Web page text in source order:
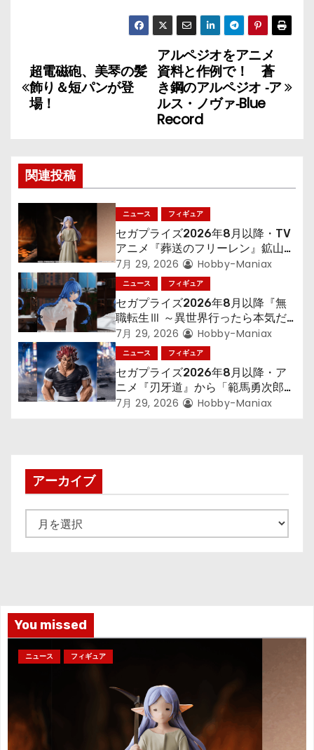
投
稿
ゲ
ー
シ
ョ
ン
アルペジオをアニメ
資料と作例で！ 蒼
き鋼のアルペジオ ‐ア
ルス・ノヴァ‐Blue
Record
超電磁砲、美琴の髪
飾り＆短パンが登
場！
関連投稿
ニュース フィギュア
セガプライズ2026年8月以降・TV
アニメ『葬送のフリーレン』鉱山で
300年働くことになっっちゃった
「フリーレン」を立体化！
7月 29, 2026 Hobby-Maniax
ニュース フィギュア
セガプライズ2026年8月以降『無
職転生Ⅲ ～異世界行ったら本気だ
す～』から「ロキシー」のフィギュ
アが登場！
7月 29, 2026 Hobby-Maniax
ニュース フィギュア
セガプライズ2026年8月以降・ア
ニメ『刃牙道』から「範馬勇次郎」
が登場ッッ!!
7月 29, 2026 Hobby-Maniax
アーカイブ
ー
You missed
ニュース フィギュア